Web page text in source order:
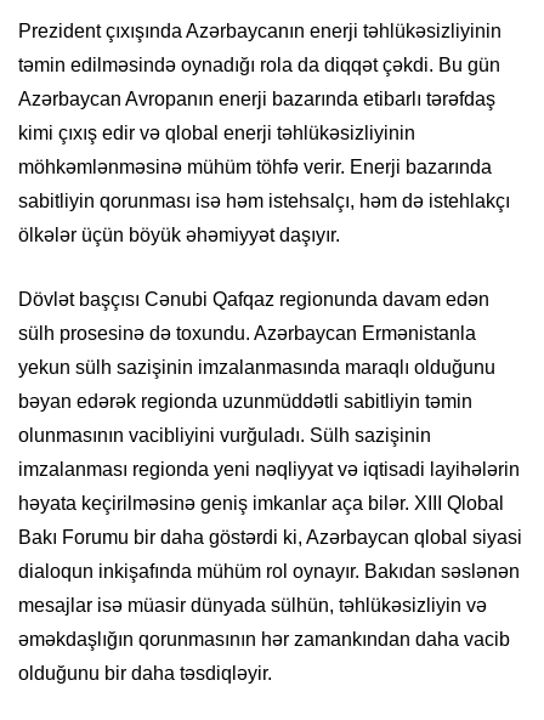
Prezident çıxışında Azərbaycanın enerji təhlükəsizliyinin
təmin edilməsində oynadığı rola da diqqət çəkdi. Bu gün
Azərbaycan Avropanın enerji bazarında etibarlı tərəfdaş
kimi çıxış edir və qlobal enerji təhlükəsizliyinin
möhkəmlənməsinə mühüm töhfə verir. Enerji bazarında
sabitliyin qorunması isə həm istehsalçı, həm də istehlakçı
ölkələr üçün böyük əhəmiyyət daşıyır.
Dövlət başçısı Cənubi Qafqaz regionunda davam edən
sülh prosesinə də toxundu. Azərbaycan Ermənistanla
yekun sülh sazişinin imzalanmasında maraqlı olduğunu
bəyan edərək regionda uzunmüddətli sabitliyin təmin
olunmasının vacibliyini vurğuladı. Sülh sazişinin
imzalanması regionda yeni nəqliyyat və iqtisadi layihələrin
həyata keçirilməsinə geniş imkanlar aça bilər. XIII Qlobal
Bakı Forumu bir daha göstərdi ki, Azərbaycan qlobal siyasi
dialoqun inkişafında mühüm rol oynayır. Bakıdan səslənən
mesajlar isə müasir dünyada sülhün, təhlükəsizliyin və
əməkdaşlığın qorunmasının hər zamankından daha vacib
olduğunu bir daha təsdiqləyir.